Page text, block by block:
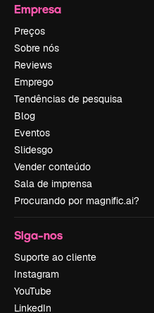
Empresa
Preços
Sobre nós
Reviews
Emprego
Tendências de pesquisa
Blog
Eventos
Slidesgo
Vender conteúdo
Sala de imprensa
Procurando por magnific.ai?
Siga-nos
Suporte ao cliente
Instagram
YouTube
LinkedIn